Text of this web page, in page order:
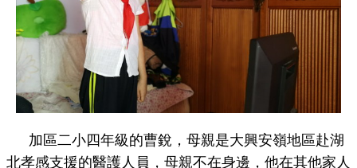
加區二小四年級的曹銳，母親是大興安嶺地區赴湖
北孝感支援的醫護人員，母親不在身邊，他在其他家人